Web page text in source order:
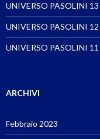
UNIVERSO PASOLINI 13
UNIVERSO PASOLINI 12
UNIVERSO PASOLINI 11
ARCHIVI
Febbraio 2023